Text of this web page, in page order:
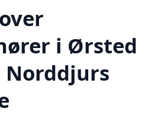
i Ørsted